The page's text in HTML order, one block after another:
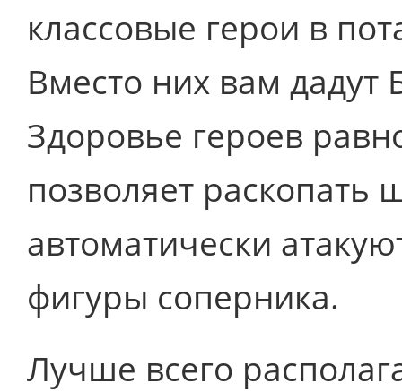
классовые герои в
Вместо них вам дадут
Здоровье героев
позволяет
автоматически
фигуры соперника.
Лучше всего